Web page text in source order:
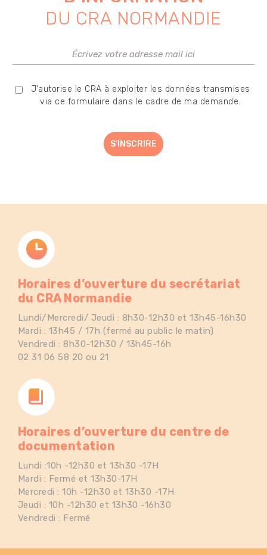
DU CRA NORMANDIE
J'autorise le CRA à exploiter les données transmises
via ce formulaire dans le cadre de ma demande.
Horaires d’ouverture du secrétariat
du CRA Normandie
Lundi/Mercredi/ Jeudi : 8h30-12h30 et 13h45-16h30
Mardi : 13h45 / 17h (fermé au public le matin)
Vendredi : 8h30-12h30 / 13h45-16h
02 31 06 58 20 ou 21
Horaires d’ouverture du centre de
documentation
Lundi :10h -12h30 et 13h30 -17H
Mardi : Fermé et 13h30-17H
Mercredi : 10h -12h30 et 13h30 -17H
Jeudi : 10h -12h30 et 13h30 -16h30
Vendredi : Fermé